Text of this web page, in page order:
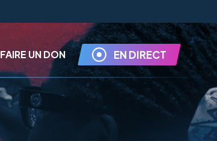
FAIRE UN DON EN DIRECT